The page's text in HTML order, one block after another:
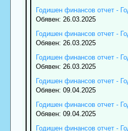
Годишен финансов отчет -
Обявен: 26.03.2025
Годишен финансов отчет -
Обявен: 26.03.2025
Годишен финансов отчет -
Обявен: 26.03.2025
Годишен финансов отчет -
Обявен: 09.04.2025
Годишен финансов отчет -
Обявен: 09.04.2025
Годишен финансов отчет -